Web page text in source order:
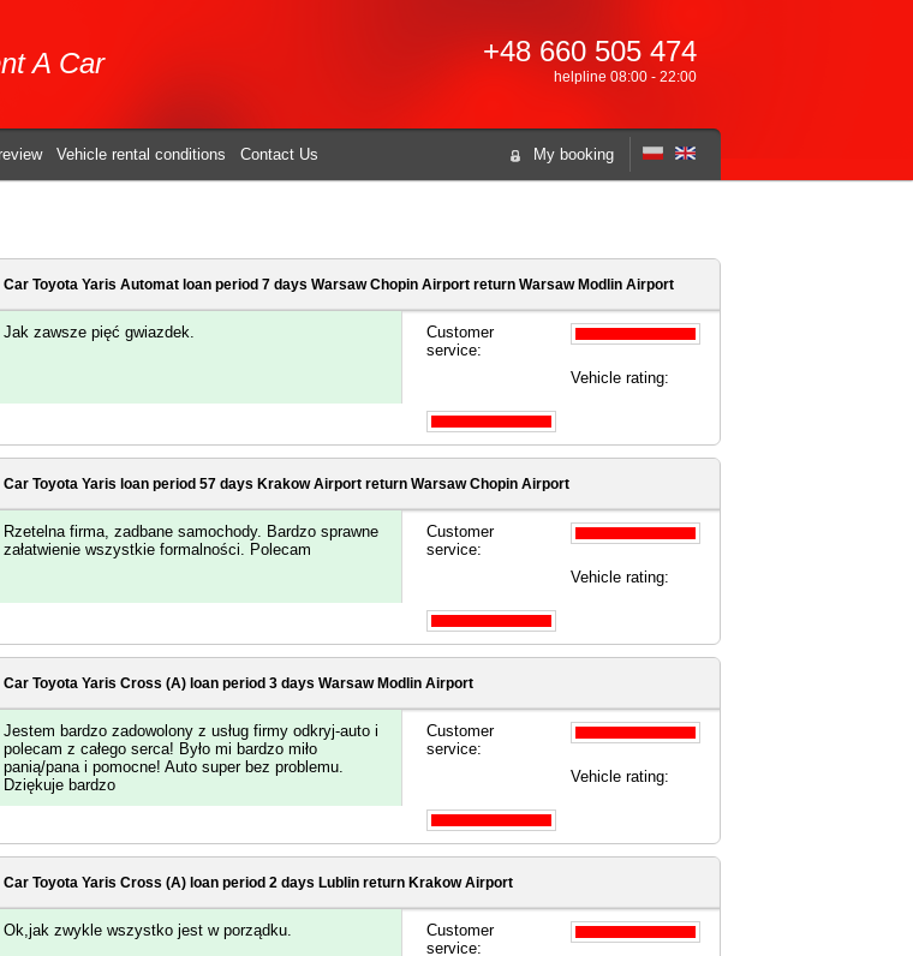
A Car +48 660 505 474
helpline 08:00 - 22:00
My booking
Vehicle rental conditions Contact Us
Car Toyota Yaris Automat loan period 7 days Warsaw Chopin Airport return Warsaw Modlin Airport
Jak zawsze pięć gwiazdek.
Customer
service:
Vehicle rating:
Car Toyota Yaris loan period 57 days Krakow Airport return Warsaw Chopin Airport
Rzetelna firma, zadbane samochody. Bardzo sprawne
załatwienie wszystkie formalności. Polecam
Customer
service:
Vehicle rating:
Car Toyota Yaris Cross (A) loan period 3 days Warsaw Modlin Airport
Jestem bardzo zadowolony z usług firmy odkryj-auto i
polecam z całego serca! Było mi bardzo miło
panią/pana i pomocne! Auto super bez problemu.
Dziękuje bardzo
Customer
service:
Vehicle rating:
Car Toyota Yaris Cross (A) loan period 2 days Lublin return Krakow Airport
Ok,jak zwykle wszystko jest w porządku.
Customer
service: